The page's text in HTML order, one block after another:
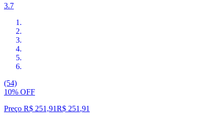
3.7
(54)
10% OFF
Preço R$ 251,91R$ 251 ,91